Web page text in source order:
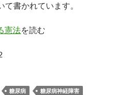
書かれています。
憲法を読む
糖尿病
糖尿病神経障害